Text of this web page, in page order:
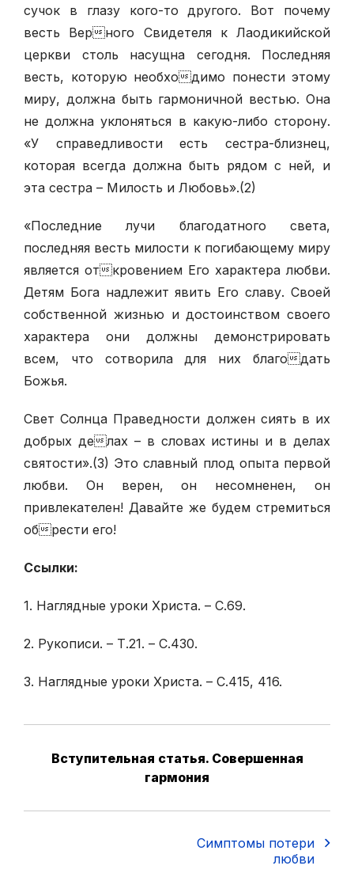
сучок в глазу кого-то другого. Вот почему
весть Верного Свидетеля к Лаодикийской
церкви столь насущна сегодня. Последняя
весть, которую необходимо понести этому
миру, должна быть гармоничной вестью. Она
не должна уклоняться в какую-либо сторону.
«У справедливости есть сестра-близнец,
которая всегда должна быть рядом с ней, и
эта сестра – Милость и Любовь».(2)
«Последние лучи благодатного света,
последняя весть милости к погибающему миру
является откровением Его характера любви.
Детям Бога надлежит явить Его славу. Своей
собственной жизнью и достоинством своего
характера они должны демонстрировать
всем, что сотворила для них благодать
Божья.
Свет Солнца Праведности должен сиять в их
добрых делах – в словах истины и в делах
святости».(3) Это славный плод опыта первой
любви. Он верен, он несомненен, он
привлекателен! Давайте же будем стремиться
обрести его!
Ссылки:
1. Наглядные уроки Христа. – С.69.
2. Рукописи. – Т.21. – С.430.
3. Наглядные уроки Христа. – С.415, 416.
Вступительная статья. Совершенная
гармония
Симптомы потери
любви